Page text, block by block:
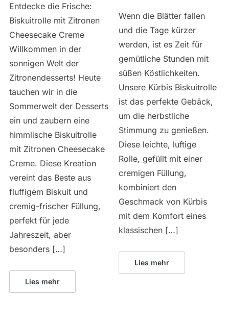
Entdecke die Frische:
Biskuitrolle mit Zitronen
Cheesecake Creme
Willkommen in der
sonnigen Welt der
Zitronendesserts! Heute
tauchen wir in die
Sommerwelt der Desserts
ein und zaubern eine
himmlische Biskuitrolle
mit Zitronen Cheesecake
Creme. Diese Kreation
vereint das Beste aus
fluffigem Biskuit und
cremig-frischer Füllung,
perfekt für jede
Jahreszeit, aber
besonders […]
Lies mehr
Wenn die Blätter fallen
und die Tage kürzer
werden, ist es Zeit für
gemütliche Stunden mit
süßen Köstlichkeiten.
Unsere Kürbis Biskuitrolle
ist das perfekte Gebäck,
um die herbstliche
Stimmung zu genießen.
Diese leichte, luftige
Rolle, gefüllt mit einer
cremigen Füllung,
kombiniert den
Geschmack von Kürbis
mit dem Komfort eines
klassischen […]
Lies mehr